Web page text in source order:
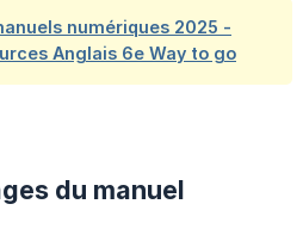
numériques 2025 -
Anglais 6e Way to go
du manuel